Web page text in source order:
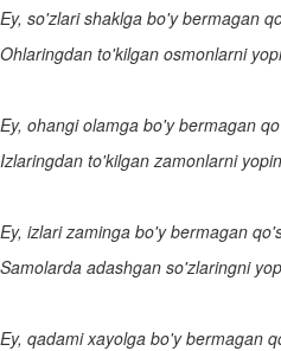
Ey, so'zlari shaklga bo'y bermagan
Ohlaringdan to'kilgan osmonlarni
Ey, ohangi olamga bo'y bermagan
Izlaringdan to'kilgan zamonlarni
Ey, izlari zaminga bo'y bermagan
Samolarda adashgan so'zlaringni
Ey, qadami xayolga bo'y bermagan